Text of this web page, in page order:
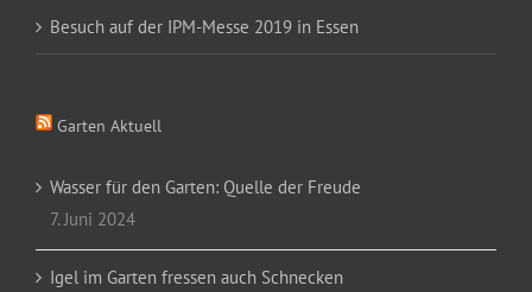
Besuch auf der IPM-Messe 2019 in Essen
Garten Aktuell
Wasser für den Garten: Quelle der Freude
7. Juni 2024
Igel im Garten fressen auch Schnecken